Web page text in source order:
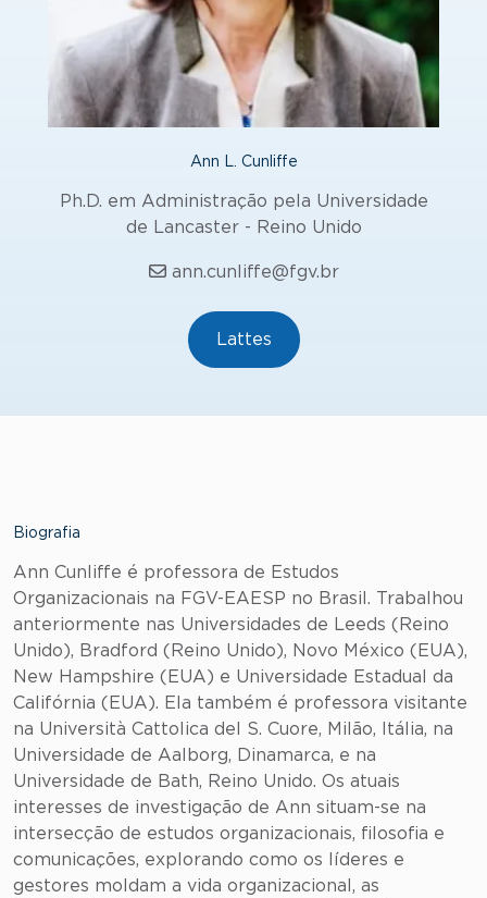
Ann L. Cunliffe
Ph.D. em Administração pela Universidade
de Lancaster - Reino Unido
ann.cunliffe@fgv.br
Lattes
Biografia
Ann Cunliffe é professora de Estudos
Organizacionais na FGV-EAESP no Brasil. Trabalhou
anteriormente nas Universidades de Leeds (Reino
Unido), Bradford (Reino Unido), Novo México (EUA),
New Hampshire (EUA) e Universidade Estadual da
Califórnia (EUA). Ela também é professora visitante
na Università Cattolica del S. Cuore, Milão, Itália, na
Universidade de Aalborg, Dinamarca, e na
Universidade de Bath, Reino Unido. Os atuais
interesses de investigação de Ann situam-se na
intersecção de estudos organizacionais, filosofia e
comunicações, explorando como os líderes e
gestores moldam a vida organizacional, as